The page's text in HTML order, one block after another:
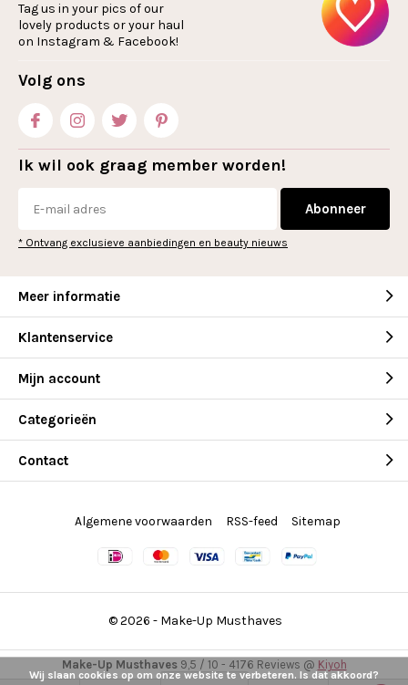
Tag us in your pics of our
lovely products or your haul
on Instagram & Facebook!
Volg ons
Ik wil ook graag member worden!
Abonneer
* Ontvang exclusieve aanbiedingen en beauty nieuws
Meer informatie
Klantenservice
Mijn account
Categorieën
Contact
© 2026 - Make-Up Musthaves
Algemene voorwaarden RSS-feed Sitemap
Make-Up Musthaves9,5 / 10 - 4176 Reviews @ Kiyoh
Wij slaan cookies op om onze website te verbeteren. Is dat akkoord?